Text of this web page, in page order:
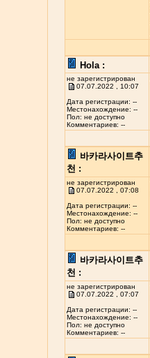
Hola :
не зарегистрирован
07.07.2022 , 10:07
Дата регистрации: --
Местонахождение: --
Пол: не доступно
Комментариев: --
바카라사이트추
천 :
не зарегистрирован
07.07.2022 , 07:08
Дата регистрации: --
Местонахождение: --
Пол: не доступно
Комментариев: --
바카라사이트추
천 :
не зарегистрирован
07.07.2022 , 07:07
Дата регистрации: --
Местонахождение: --
Пол: не доступно
Комментариев: --